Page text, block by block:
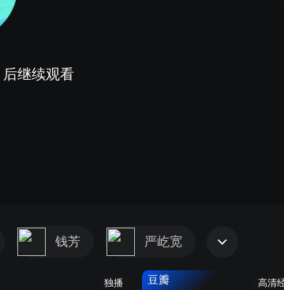
后继续观看
钱芳 严屹宽
独播 高清
豆瓣